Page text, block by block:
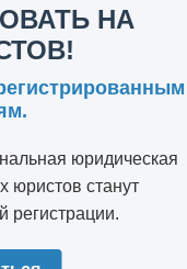
НА
юридическая
юристов станут
регистрации.